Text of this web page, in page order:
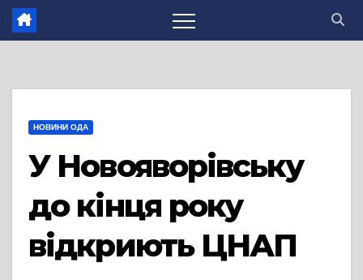
НОВИНИ ОДА
У Новояворівську
до кінця року
відкриють ЦНАП